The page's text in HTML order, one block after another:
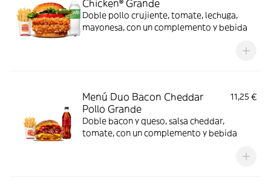
Chicken® Grande
Doble pollo crujiente, tomate, lechuga,
mayonesa, con un complemento y bebida
Menú Duo Bacon Cheddar
Pollo Grande
11,25 €
Doble bacon y queso, salsa cheddar,
tomate, con un complemento y bebida